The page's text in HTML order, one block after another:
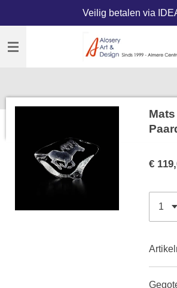
naar
Veilig betalen via
€